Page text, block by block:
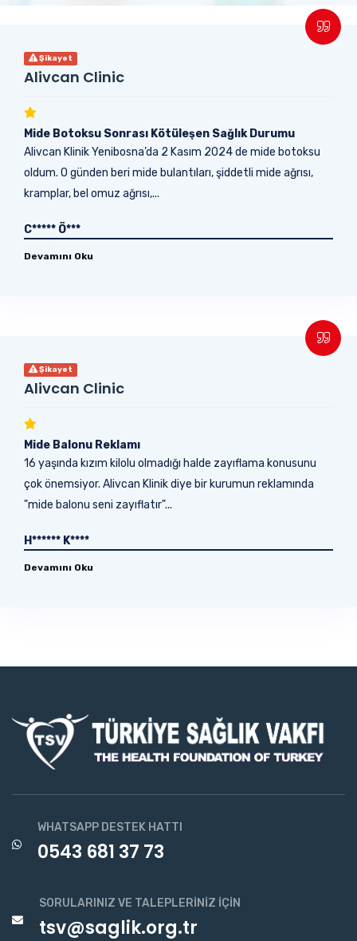
Şikayet
Alivcan Clinic
Mide Botoksu Sonrası Kötüleşen Sağlık Durumu
Alivcan Klinik Yenibosna’da 2 Kasım 2024 de mide botoksu
oldum. O günden beri mide bulantıları, şiddetli mide ağrısı,
kramplar, bel omuz ağrısı,...
C***** Ö***
Devamını Oku
Şikayet
Alivcan Clinic
Mide Balonu Reklamı
16 yaşında kızım kilolu olmadığı halde zayıflama konusunu
çok önemsiyor. Alivcan Klinik diye bir kurumun reklamında
"mide balonu seni zayıflatır"...
H****** K****
Devamını Oku
WHATSAPP DESTEK HATTI
0543 681 37 73
SORULARINIZ VE TALEPLERINIZ İÇIN
tsv@saglik.org.tr